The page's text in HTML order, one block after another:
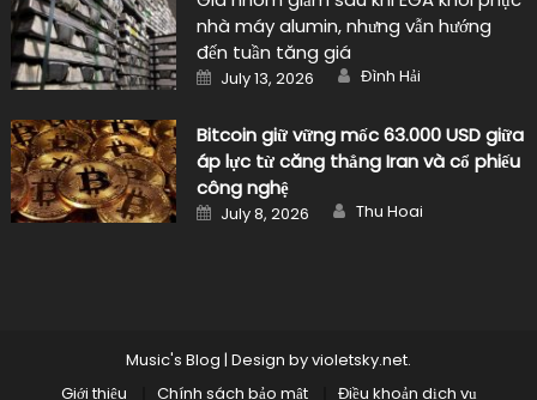
nhà máy alumin, nhưng vẫn hướng
đến tuần tăng giá
Posted
on
July 13, 2026 Author
Đình Hải
Bitcoin giữ vững mốc 63.000 USD giữa
áp lực từ căng thẳng Iran và cổ phiếu
công nghệ
Posted
on
July 8, 2026 Author
Thu Hoai
Music's Blog | Design byvioletsky.net.
Giới thiệu
Chính sách bảo mật
Điều khoản dịch vụ